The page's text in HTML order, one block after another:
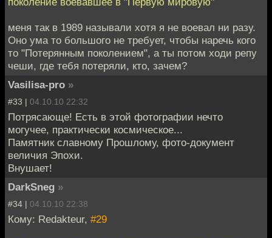
меня так в 1989 называли хотя я не воевал ни разу.
Оно ума то большого не требует, чтобы наречь кого
то "Потерянным поколением", а ты потом ходи репу
чеши, где тебя потеряли, кто, зачем?
Vasilisa-pro »
#33 | 04.10.10 22:32
Потрясающе! Есть в этой фотографии нечто
могучее, практически космическое...
Памятник славному Прошлому, фото-документ
величия Эпохи.
Внушает!
DarkSneg »
#34 | 04.10.10 22:38
Кому: Redakteur, #29